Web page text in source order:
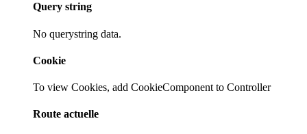
Query string
No querystring data.
Cookie
To view Cookies, add CookieComponent to Controller
Route actuelle